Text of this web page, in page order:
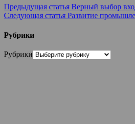
Предыдущая статья Верный выбор
Следующая статья Развитие
Рубрики
Рубрики